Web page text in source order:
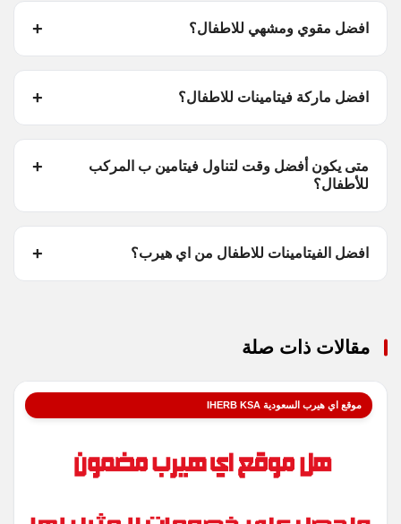
افضل مقوي ومشهي للاطفال؟
افضل ماركة فيتامينات للاطفال؟
متى يكون أفضل وقت لتناول فيتامين ب المركب
للأطفال؟
افضل الفيتامينات للاطفال من اي هيرب؟
مقالات ذات صلة
موقع اي هيرب السعودية IHERB KSA